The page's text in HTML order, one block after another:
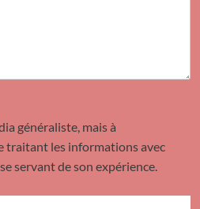
généraliste, mais à
traitant les informations avec
servant de son expérience.